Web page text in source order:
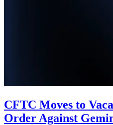
CFTC Moves to
Order Against